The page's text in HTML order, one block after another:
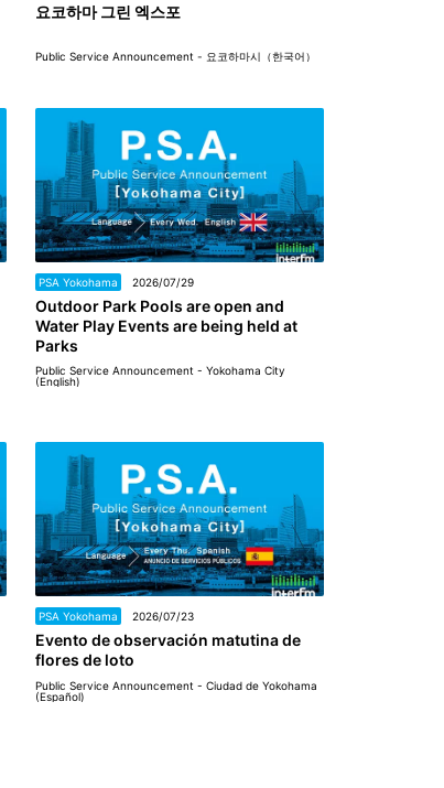
요코하마 그린 엑스포
Public Service Announcement - 요코하마시（한국어）
PSA Yokohama 2026/07/29
Outdoor Park Pools are open and
Water Play Events are being held at
Parks
Public Service Announcement - Yokohama City
(English)
PSA Yokohama 2026/07/23
Evento de observación matutina de
flores de loto
Public Service Announcement - Ciudad de Yokohama
(Español)